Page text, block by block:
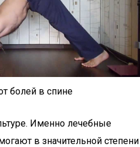
болей в спине
Именно лечебные
в значительной степени